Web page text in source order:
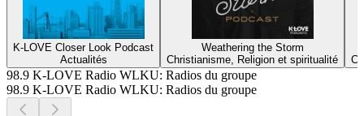
K-LOVE Closer Look Podcast
Actualités
Weathering the Storm
Christianisme, Religion et spiritualité
98.9 K-LOVE Radio WLKU: Radios du groupe
98.9 K-LOVE Radio WLKU: Radios du groupe